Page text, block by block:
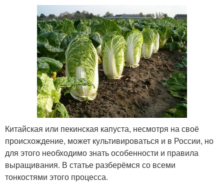
Китайская или пекинская капуста, несмотря на своё
происхождение, может культивироваться и в России, но
для этого необходимо знать особенности и правила
выращивания. В статье разберёмся со всеми
тонкостями этого процесса.